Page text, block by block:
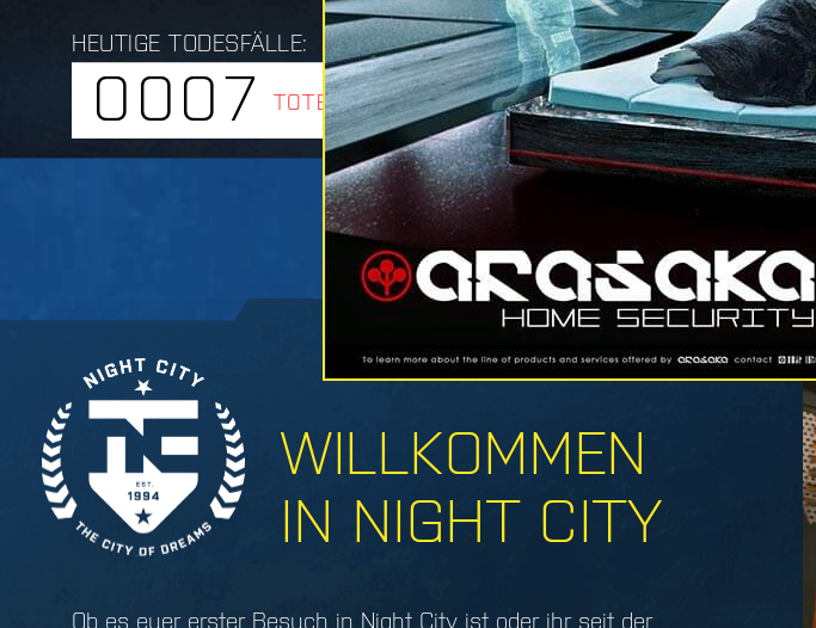
HEUTIGE TODESFÄLLE:
0007 TOTE
WILLKOMMEN
IN NIGHT CITY
Ob es euer erster Besuch in Night City ist oder ihr seit der